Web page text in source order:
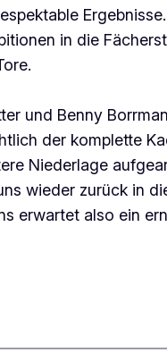
in die
und Benny
der komplette
Niederlage
wieder zurück in
erwartet also ein